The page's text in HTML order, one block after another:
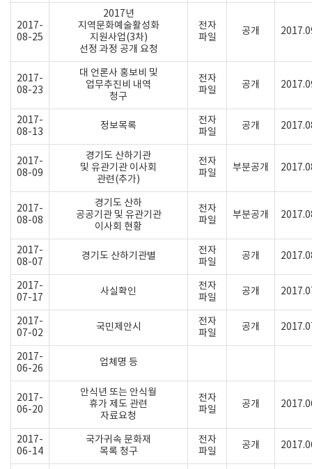
2017-
08-25
2017년
지역문화예술활성화
지원사업(3차)
선정 과정 공개 요청
전자
파일
공개
2017-
08-23
대 언론사 홍보비 및
업무추진비 내역
청구
전자
파일
공개
2017-
08-13
정보목록
전자
파일
공개
2017-
08-09
경기도 산하기관
및 유관기관 이사회
관련(추가)
전자
파일
부분공개
2017-
08-08
경기도 산하
공공기관 및 유관기관
이사회 현황
전자
파일
부분공개
2017-
08-07
경기도 산하기관별
전자
파일
공개
2017-
07-17
사실확인
전자
파일
공개
2017-
07-02
국민제안시
전자
파일
공개
2017-
06-26
업체명 등
2017-
06-20
안식년 또는 안식월
휴가 제도 관련
자료요청
전자
파일
공개
2017-
06-14
국가귀속 문화재
목록 청구
전자
파일
공개